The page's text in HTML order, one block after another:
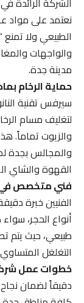
نعتمد على مواد
الطبيعي ولا تمنع
والواجهات
مدينة جدة.
حماية الرخام
سيرفس تقنية
لتغليف مسام
والزيوت تماماً.
والمجالس بجدة
القهوة والشاي
فني متخصص في
الفنيين خبرة
أنواع الحجر، سواء
طبيعي، حيث يتم
التغلغل المتساوي
خطوات عمل
دقيقاً لضمان نجاح